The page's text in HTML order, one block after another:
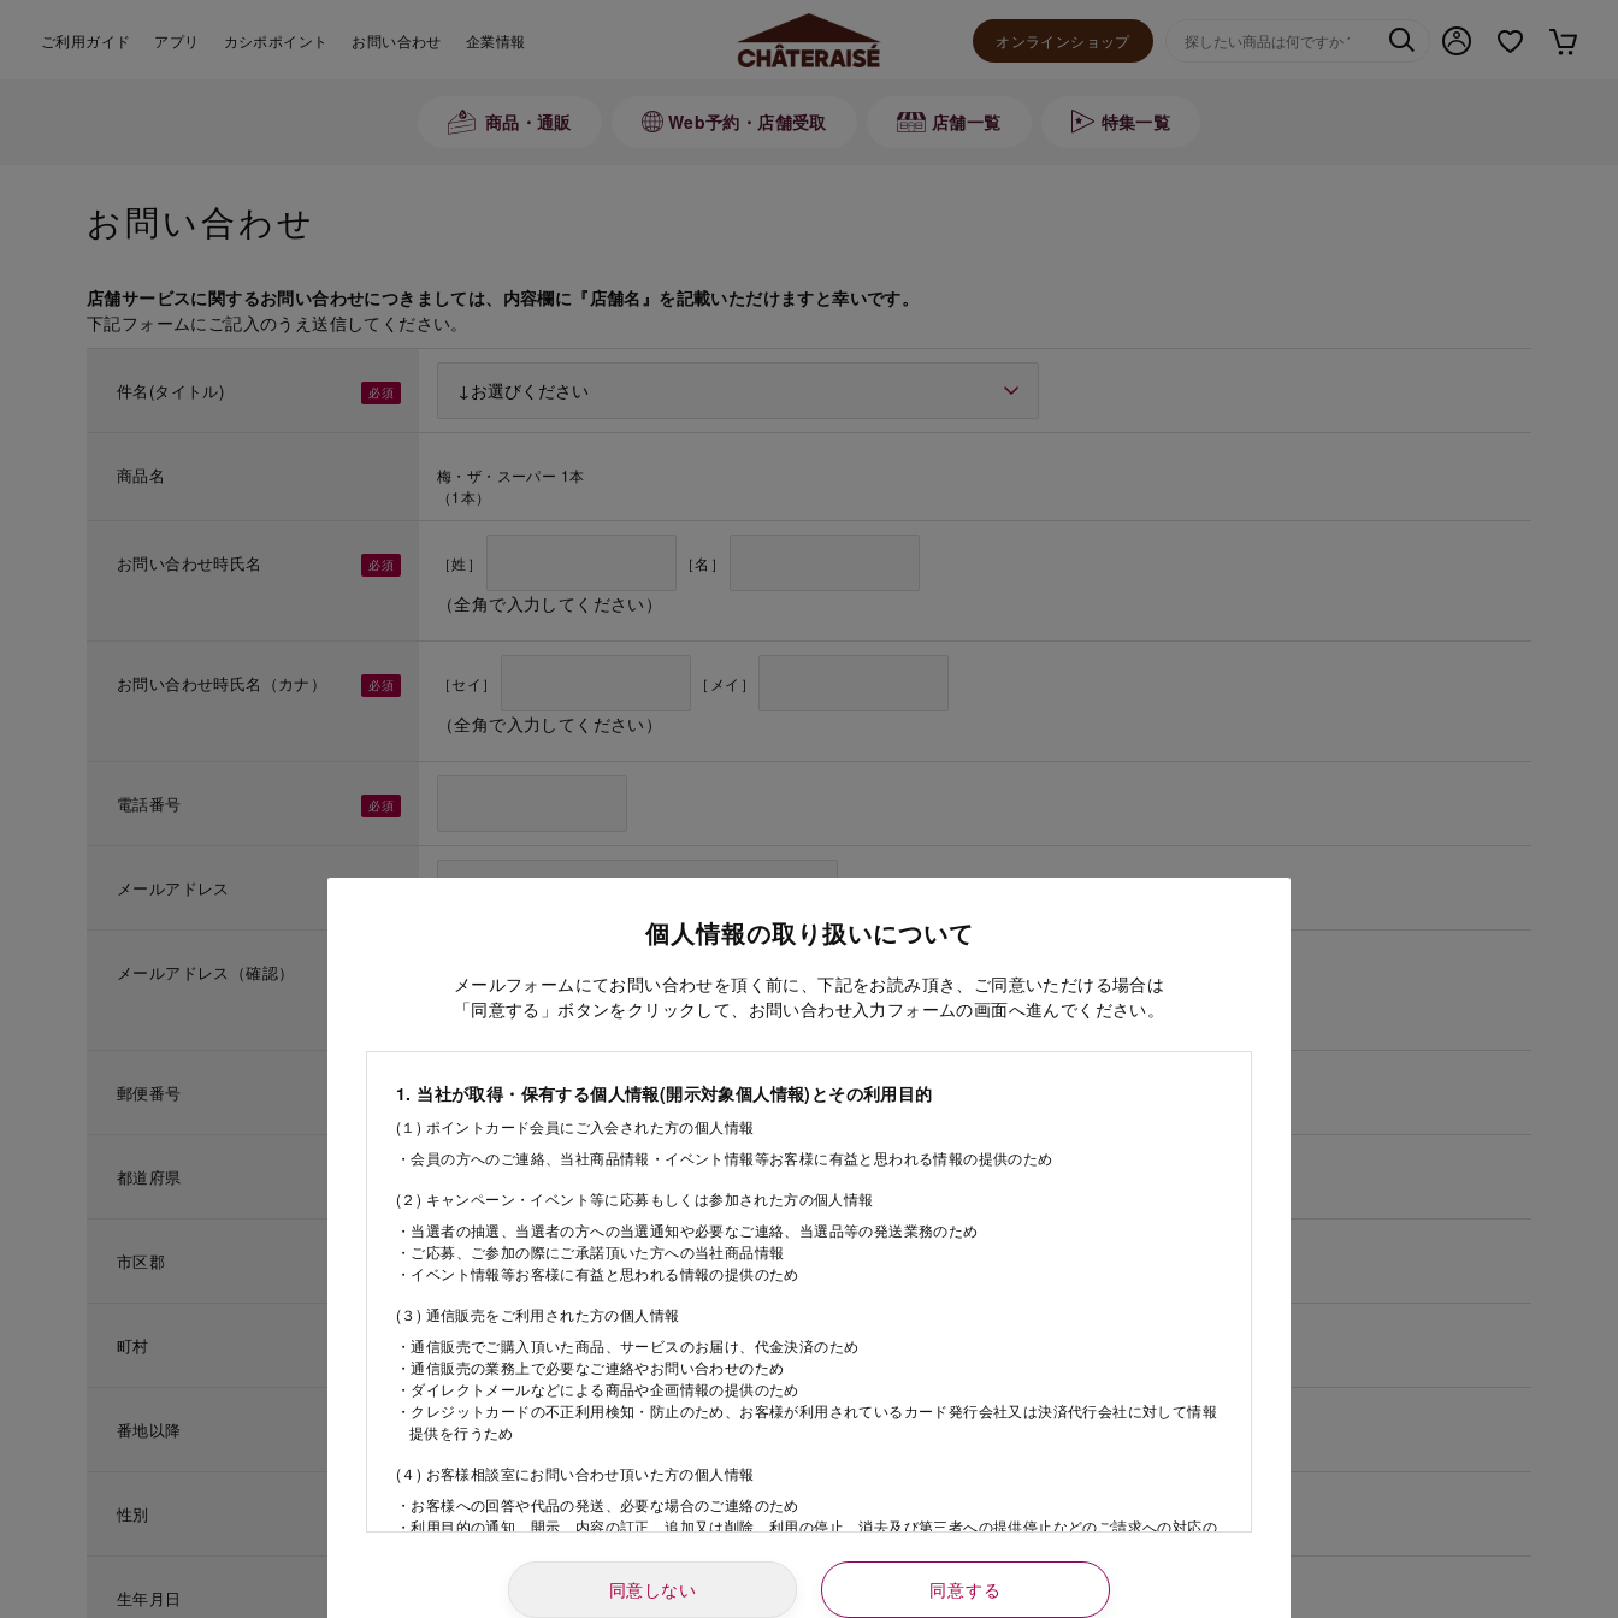
ご利用ガイド アプリ カシポポイント お問い合わせ 企業情報 オンラインショップ
商品・通販 Web予約・店舗受取 店舗一覧 特集一覧
お問い合わせ
店舗サービスに関するお問い合わせにつきましては、内容欄に『店舗名』を記載いただけますと幸いです。
下記フォームにご記入のうえ送信してください。
個人情報の取り扱いについて
メールフォームにてお問い合わせを頂く前に、下記をお読み頂き、ご同意いただける場合は
「同意する」ボタンをクリックして、お問い合わせ入力フォームの画面へ進んでください。
1. 当社が取得・保有する個人情報(開示対象個人情報)とその利用目的
(１) ポイントカード会員にご入会された方の個人情報
・会員の方へのご連絡、当社商品情報・イベント情報等お客様に有益と思われる情報の提供のため
(２) キャンペーン・イベント等に応募もしくは参加された方の個人情報
・当選者の抽選、当選者の方への当選通知や必要なご連絡、当選品等の発送業務のため
・ご応募、ご参加の際にご承諾頂いた方への当社商品情報
・イベント情報等お客様に有益と思われる情報の提供のため
(３) 通信販売をご利用された方の個人情報
・通信販売でご購入頂いた商品、サービスのお届け、代金決済のため
・通信販売の業務上で必要なご連絡やお問い合わせのため
・ダイレクトメールなどによる商品や企画情報の提供のため
・クレジットカードの不正利用検知・防止のため、お客様が利用されているカード発行会社又は決済代行会社に対して情報
提供を行うため
(４) お客様相談室にお問い合わせ頂いた方の個人情報
・お客様への回答や代品の発送、必要な場合のご連絡のため
・利用目的の通知、開示、内容の訂正、追加又は削除、利用の停止、消去及び第三者への提供停止などのご請求への対応の
(５) 当社の採用活動にご応募された方の個人情報
同意しない 同意する
件名(タイトル)
商品名
梅・ザ・スーパー 1本
（1本）
お問い合わせ時氏名 ［姓］ ［名］
（全角で入力してください）
お問い合わせ時氏名（カナ） ［セイ］ ［メイ］
（全角で入力してください）
電話番号
メールアドレス
メールアドレス（確認）
（メールアドレス確認のため再度入力をお願いします）
郵便番号
都道府県
市区郡
町村
番地以降
性別
生年月日 年